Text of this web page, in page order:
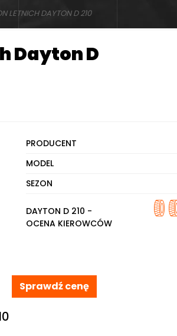
LETNICH DAYTON D 210
Dayton D
PRODUCENT
MODEL
SEZON
DAYTON D 210 -
OCENA KIEROWCÓW
Sprawdź cenę